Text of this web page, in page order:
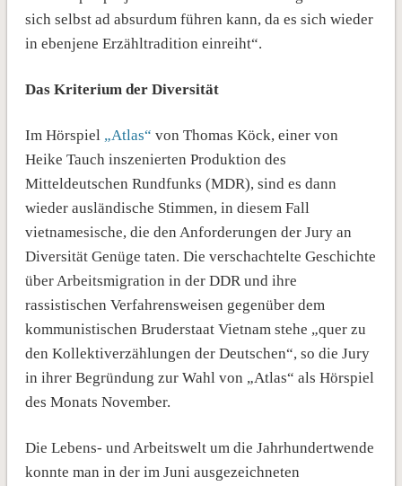
sich selbst ad absurdum führen kann, da es sich wieder
in ebenjene Erzähltradition einreiht“.
Das Kriterium der Diversität
Im Hörspiel „Atlas“ von Thomas Köck, einer von
Heike Tauch inszenierten Produktion des
Mitteldeutschen Rundfunks (MDR), sind es dann
wieder ausländische Stimmen, in diesem Fall
vietnamesische, die den Anforderungen der Jury an
Diversität Genüge taten. Die verschachtelte Geschichte
über Arbeitsmigration in der DDR und ihre
rassistischen Verfahrensweisen gegenüber dem
kommunistischen Bruderstaat Vietnam stehe „quer zu
den Kollektiverzählungen der Deutschen“, so die Jury
in ihrer Begründung zur Wahl von „Atlas“ als Hörspiel
des Monats November.
Die Lebens- und Arbeitswelt um die Jahrhundertwende
konnte man in der im Juni ausgezeichneten